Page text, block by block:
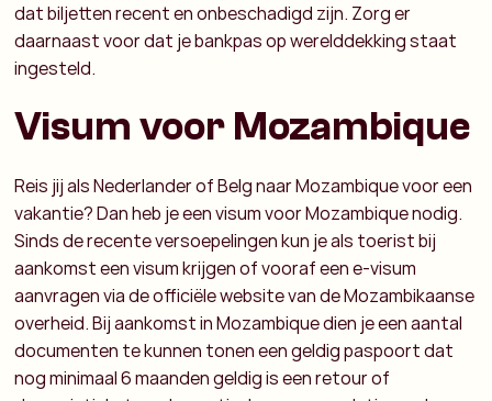
dat biljetten recent en onbeschadigd zijn. Zorg er
daarnaast voor dat je bankpas op werelddekking staat
ingesteld.
Visum voor Mozambique
Reis jij als Nederlander of Belg naar Mozambique voor een
vakantie? Dan heb je een visum voor Mozambique nodig.
Sinds de recente versoepelingen kun je als toerist bij
aankomst een visum krijgen of vooraf een e-visum
aanvragen via de officiële website van de Mozambikaanse
overheid. Bij aankomst in Mozambique dien je een aantal
documenten te kunnen tonen een geldig paspoort dat
nog minimaal 6 maanden geldig is een retour of